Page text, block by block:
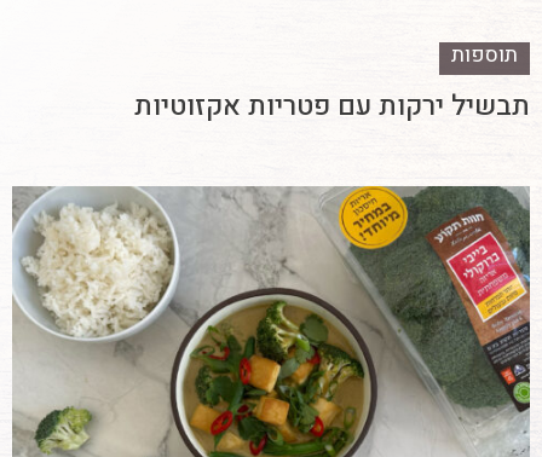
תוספות
תבשיל ירקות עם פטריות אקזוטיות